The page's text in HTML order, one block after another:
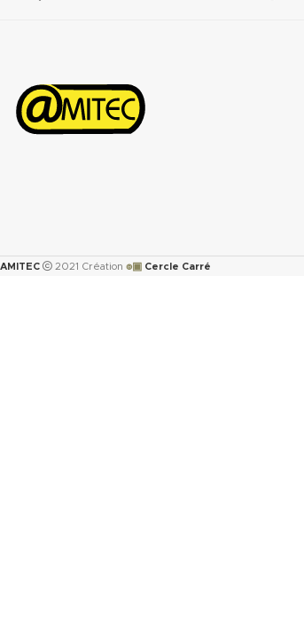
AMITEC 2021 Création ๏▣ Cercle Carré